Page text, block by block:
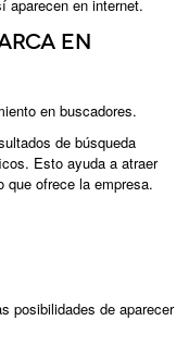
aparecen en internet.
en
en buscadores.
de búsqueda
Esto ayuda a atraer
que ofrece la empresa.
posibilidades de aparecer